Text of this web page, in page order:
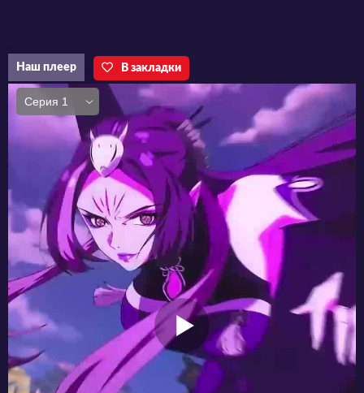
Наш плеер В закладки